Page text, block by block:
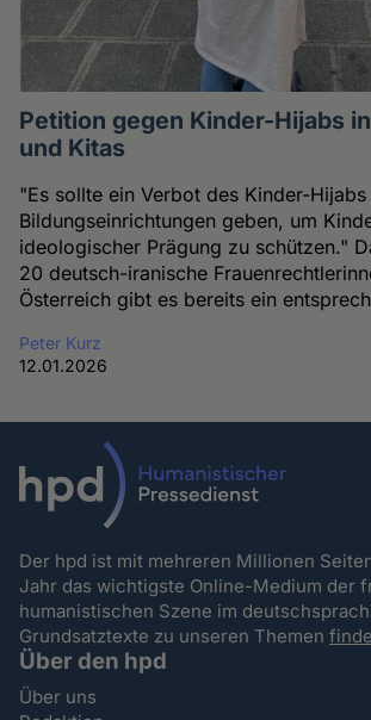
Petition gegen Kinder-Hijabs
und Kitas
"Es sollte ein Verbot des Kinder-
Bildungseinrichtungen geben, um
ideologischer Prägung zu schützen."
20 deutsch-iranische
Österreich gibt es bereits ein
Peter Kurz
12.01.2026
Der hpd ist mit mehreren Millionen
Jahr das wichtigste Online-Medium der
humanistischen Szene im
Grundsatztexte zu unseren Themen
Über den hpd
Über uns